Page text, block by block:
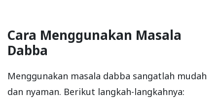
Cara Menggunakan Masala
Dabba
Menggunakan masala dabba sangatlah mudah
dan nyaman. Berikut langkah-langkahnya: